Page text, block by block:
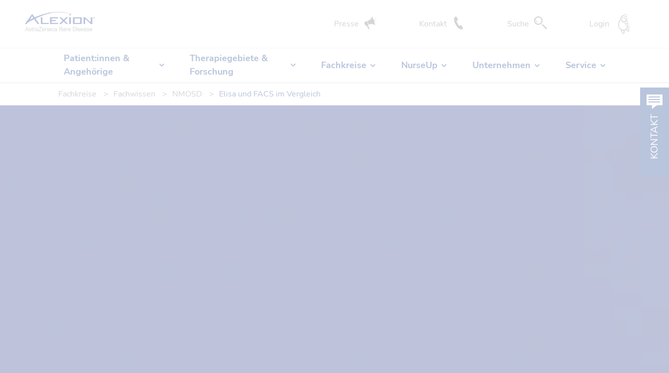
Startseite Presse Kontakt Suche DocCheck-
Login
Patient:innen &
Angehörige
Therapiegebiete &
Forschung
Fachkreise NurseUp Unternehmen Service
Fachkreise Fachwissen NMOSD Elisa und FACS im Vergleich
KONTAKT